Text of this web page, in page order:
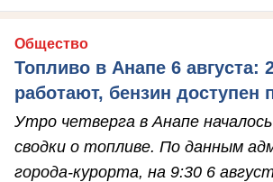
Общество
Топливо в Анапе 6 августа:
работают, бензин доступен
Утро четверга в Анапе
сводки о топливе. По данным
города-курорта, на 9:30 6